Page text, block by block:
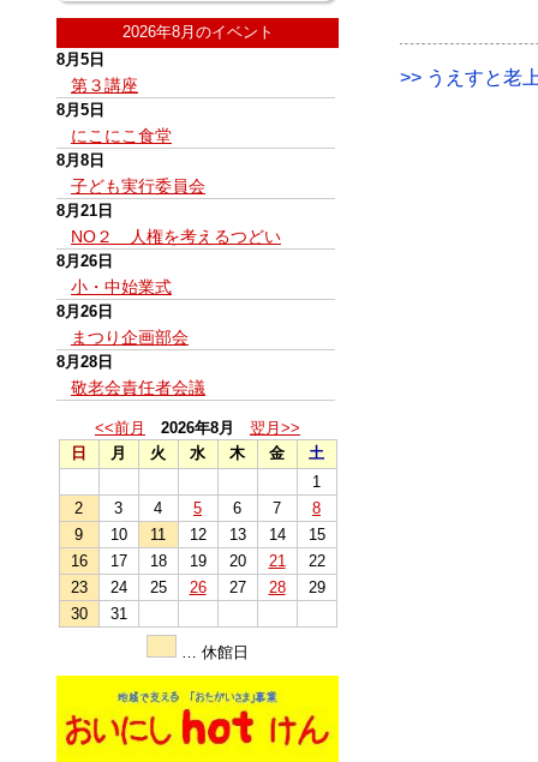
2026年8月のイベント
8月5日
第３講座
8月5日
にこにこ食堂
8月8日
子ども実行委員会
8月21日
NO２ 人権を考えるつどい
8月26日
小・中始業式
8月26日
まつり企画部会
8月28日
敬老会責任者会議
<<前月 2026年8月
翌月>>
日
月 火 水 木 金
土
1
2
3 4 5 6 7
8
9
10 11 12 13 14
15
16
17 18 19 20 21
22
23
24 25 26 27 28
29
30
31
… 休館日
>> うえすと老